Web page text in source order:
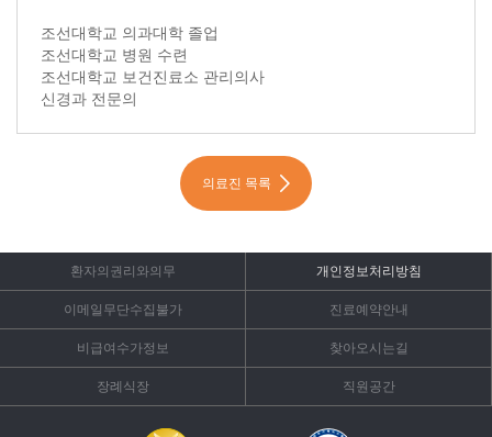
조선대학교 의과대학 졸업
조선대학교 병원 수련
조선대학교 보건진료소 관리의사
신경과 전문의
의료진 목록
환자의권리와의무 개인정보처리방침
이메일무단수집불가 진료예약안내
비급여수가정보 찾아오시는길
장례식장 직원공간